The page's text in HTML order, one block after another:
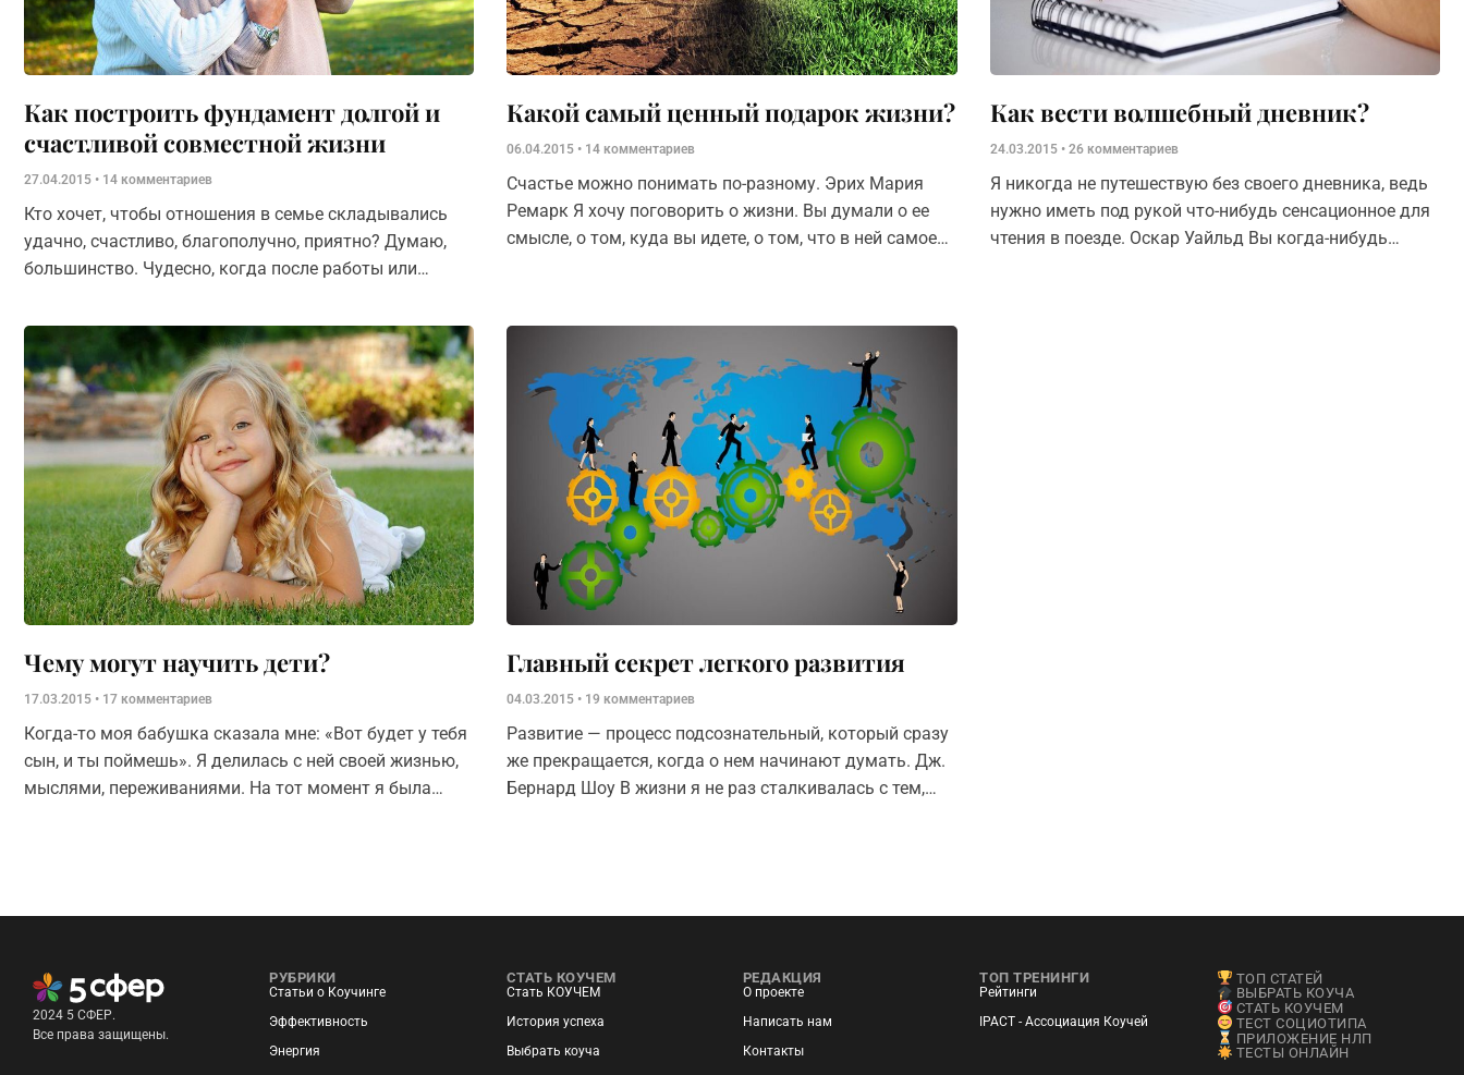
Как построить фундамент долгой и
счастливой совместной жизни
27.04.2015 14 комментариев
Кто хочет, чтобы отношения в семье складывались
удачно, счастливо, благополучно, приятно? Думаю,
большинство. Чудесно, когда после работы или
любимыми так же комфортно как
Какой самый ценный подарок жизни?
06.04.2015 14 комментариев
Счастье можно понимать по-разному. Эрих Мария
Ремарк Я хочу поговорить о жизни. Вы думали о ее
смысле, о том, куда вы идете, о том, что в ней самое
Как вести волшебный дневник?
24.03.2015 26 комментариев
Я никогда не путешествую без своего дневника, ведь
нужно иметь под рукой что-нибудь сенсационное для
чтения в поезде. Оскар Уайльд Вы когда-нибудь
Чему могут научить дети?
17.03.2015 17 комментариев
Когда-то моя бабушка сказала мне: «Вот будет у тебя
сын, и ты поймешь». Я делилась с ней своей жизнью,
мыслями, переживаниями. На тот момент я была
Главный секрет легкого развития
04.03.2015 19 комментариев
Развитие — процесс подсознательный, который сразу
же прекращается, когда о нем начинают думать. Дж.
Бернард Шоу В жизни я не раз сталкивалась с тем,
2024 5 СФЕР.
Все права защищены.
РУБРИКИ
Статьи о Коучинге
Эффективность
Энергия
СТАТЬ КОУЧЕМ
Стать КОУЧЕМ
История успеха
Выбрать коуча
РЕДАКЦИЯ
О проекте
Написать нам
Контакты
ТОП ТРЕНИНГИ
Рейтинги
IPACT - Ассоциация Коучей
ТОП СТАТЕЙ
ВЫБРАТЬ КОУЧА
СТАТЬ КОУЧЕМ
ТЕСТ СОЦИОТИПА
ПРИЛОЖЕНИЕ НЛП
ТЕСТЫ ОНЛАЙН